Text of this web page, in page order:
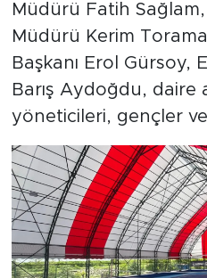
Müdürü Fatih
Müdürü Kerim
Başkanı Erol Gürsoy,
Barış Aydoğdu, daire
yöneticileri, gençler ve